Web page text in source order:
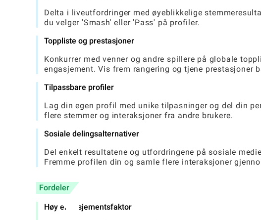
Delta i liveutfordringer med øyeblikkelige
du velger 'Smash' eller 'Pass' på profiler.
Toppliste og prestasjoner
Konkurrer med venner og andre spillere på globale
engasjement. Vis frem rangering og tjene prestasjoner
Tilpassbare profiler
Lag din egen profil med unike tilpasninger og del din
flere stemmer og interaksjoner fra andre brukere.
Sosiale delingsalternativer
Del enkelt resultatene og utfordringene på sosiale
Fremme profilen din og samle flere interaksjoner
Fordeler
Høy engasjementsfaktor